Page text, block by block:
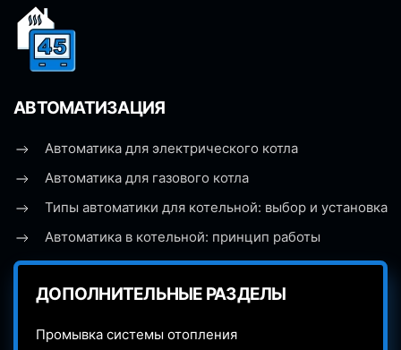
АВТОМАТИЗАЦИЯ
Автоматика для электрического котла
Автоматика для газового котла
Типы автоматики для котельной: выбор и установка
Автоматика в котельной: принцип работы
ДОПОЛНИТЕЛЬНЫЕ РАЗДЕЛЫ
Промывка системы отопления